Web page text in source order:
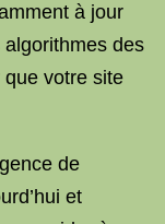
à jour
des
votre site
de
et